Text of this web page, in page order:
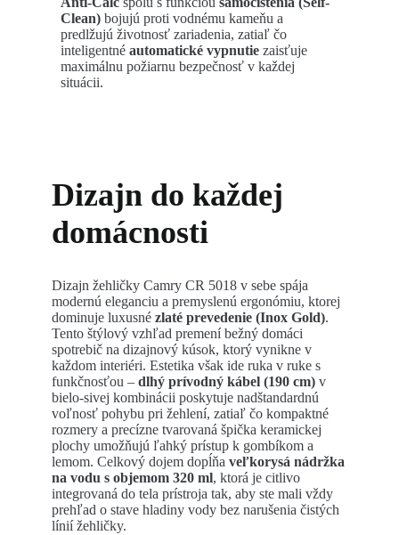
Clean) bojujú proti vodnému kameňu a
predlžujú životnosť zariadenia, zatiaľ čo
inteligentné automatické vypnutie zaisťuje
maximálnu požiarnu bezpečnosť v každej
situácii.
Dizajn do každej
domácnosti
Dizajn žehličky Camry CR 5018 v sebe spája
modernú eleganciu a premyslenú ergonómiu, ktorej
dominuje luxusné zlaté prevedenie (Inox Gold).
Tento štýlový vzhľad premení bežný domáci
spotrebič na dizajnový kúsok, ktorý vynikne v
každom interiéri. Estetika však ide ruka v ruke s
funkčnosťou – dlhý prívodný kábel (190 cm) v
bielo-sivej kombinácii poskytuje nadštandardnú
voľnosť pohybu pri žehlení, zatiaľ čo kompaktné
rozmery a precízne tvarovaná špička keramickej
plochy umožňujú ľahký prístup k gombíkom a
lemom. Celkový dojem dopĺňa veľkorysá nádržka
na vodu s objemom 320 ml, ktorá je citlivo
integrovaná do tela prístroja tak, aby ste mali vždy
prehľad o stave hladiny vody bez narušenia čistých
línií žehličky.